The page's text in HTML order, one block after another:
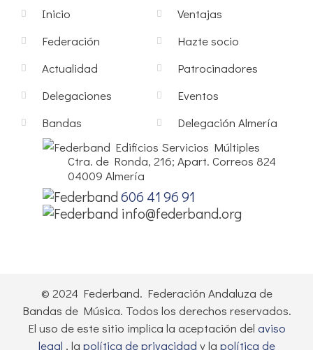
Inicio
Federación
Actualidad
Delegaciones
Bandas
Ventajas
Hazte socio
Patrocinadores
Eventos
Delegación Almería
Edificios Servicios Múltiples
Ctra. de Ronda, 216; Apart. Correos 824
04009 Almería
606 41 96 91
info@federband.org
© 2024 Federband. Federación Andaluza de
Bandas de Música. Todos los derechos reservados.
El uso de este sitio implica la aceptación del aviso
legal , la política de privacidad y la política de